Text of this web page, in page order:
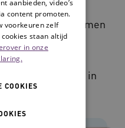
werken
en disciplines samen
voor de
zij dit aanpakken in
aanbieden, video’s
content promoten.
voorkeuren zelf
staan altijd
in onze
COOKIES